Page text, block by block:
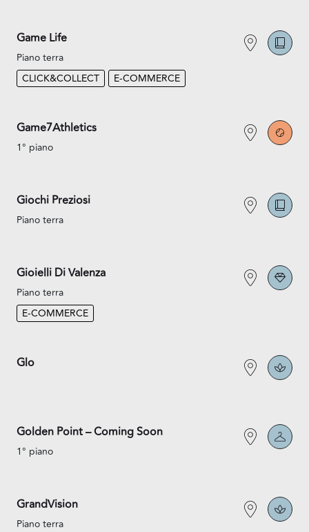
Game Life
Piano terra
CLICK&COLLECT
E-COMMERCE
Game7Athletics
1° piano
Giochi Preziosi
Piano terra
Gioielli Di Valenza
Piano terra
E-COMMERCE
Glo
Golden Point – Coming Soon
1° piano
GrandVision
Piano terra